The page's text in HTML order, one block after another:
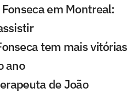
em Montreal:
tem mais vitórias
ano
de João